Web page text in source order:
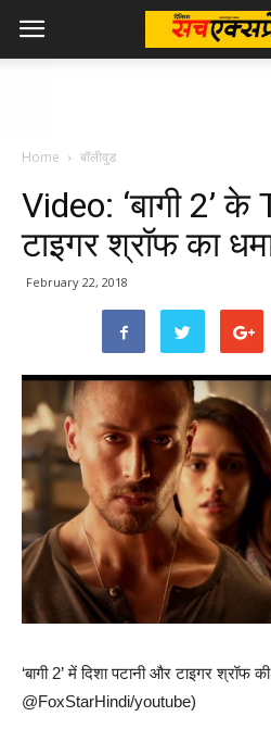
Home बॉलीवुड
Video: ‘बागी 2’ के
टाइगर श्रॉफ का
February 22, 2018
‘बागी 2’ में दिशा पटानी और टाइगर श्रॉफ
@FoxStarHindi/youtube)